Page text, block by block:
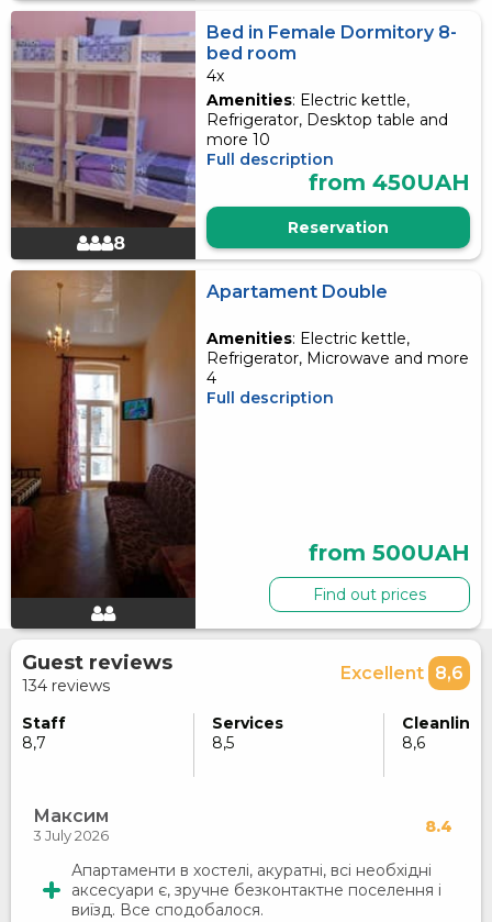
8
Bed in Female Dormitory 8-
bed room
4x
Amenities: Electric kettle,
Refrigerator, Desktop table and
more 10
Full description
from 450UAH
Reservation
Apartament Double
Amenities: Electric kettle,
Refrigerator, Microwave and more
4
Full description
from 500UAH
Find out prices
Guest reviews
134 reviews
Excellent 8,6
Staff
8,7
Services
8,5
8,6
Максим 8.4
3 July 2026
Апартаменти в хостелі, акуратні, всі необхідні
аксесуари є, зручне безконтактне поселення і
виїзд. Все сподобалося.